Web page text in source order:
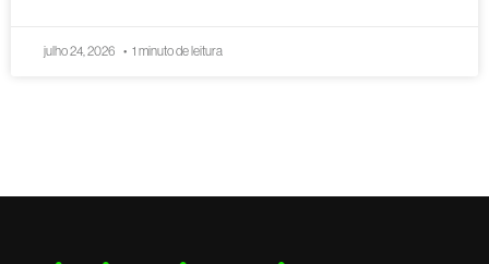
julho 24, 2026 1 minuto de leitura